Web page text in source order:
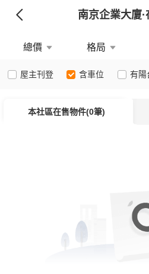
南京企業大廈
總價 格局
屋主刊登 含車位 有陽
本社區在售物件(0筆)